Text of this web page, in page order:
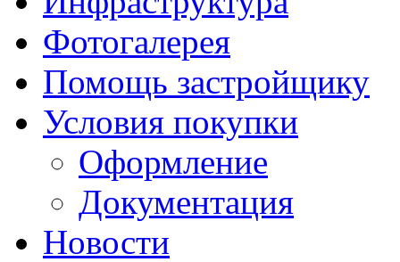
Фотогалерея
Помощь застройщику
Условия покупки
Оформление
Документация
Новости